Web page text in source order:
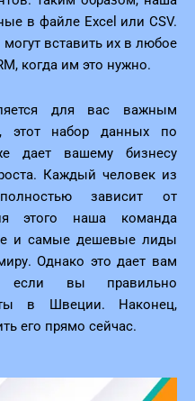
в файле Excel или CSV.
вставить их в любое
когда им это нужно.
для вас важным
этот набор данных по
дает вашему бизнесу
Каждый человек из
зависит от
этого наша команда
и самые дешевые лиды
Однако это дает вам
если вы правильно
в Швеции. Наконец,
его прямо сейчас.